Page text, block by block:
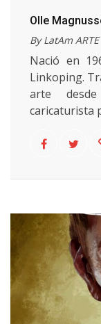
Olle
By LatAm ARTE
Nació en
Linkoping.
arte
caricaturista